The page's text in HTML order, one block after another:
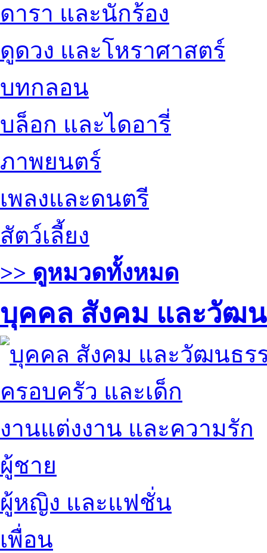
ดารา และนักร้อง
ดูดวง และโหราศาสตร์
บทกลอน
บล็อก และไดอารี่
ภาพยนตร์
เพลงและดนตรี
สัตว์เลี้ยง
>> ดูหมวดทั้งหมด
บุคคล สังคม และวัฒ
ครอบครัว และเด็ก
งานแต่งงาน และความรัก
ผู้ชาย
ผู้หญิง และแฟชั่น
เพื่อน